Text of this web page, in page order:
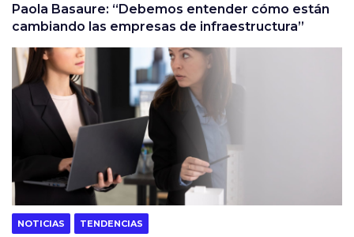
Paola Basaure: “Debemos entender cómo están
cambiando las empresas de infraestructura”
NOTICIAS TENDENCIAS